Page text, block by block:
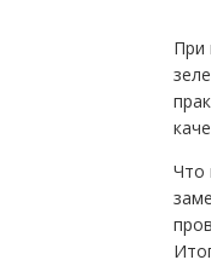
При
Что